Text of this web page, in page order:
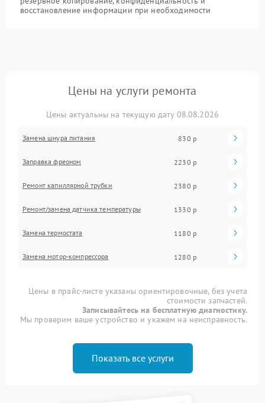
восстановление информации при необходимости
Цены на услуги ремонта
Цены актуальны на текущую дату 08.08.2026
Замена шнура питания 830 р
Заправка фреоном 2230 р
Ремонт капиллярной трубки 2380 р
Ремонт/замена датчика температуры 1330 р
Замена термостата 1180 р
Замена мотор-компрессора 1280 р
Цены в прайс-листе указаны ориентировочные, без учета
стоимости запчастей.
Записывайтесь на бесплатную диагностику.
Мы проверим ваше устройство и укажем на неисправность.
Показать все услуги